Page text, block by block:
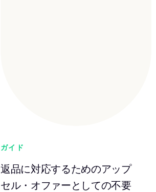
ガイド
返品に対応するためのアップ
セル・オファーとしての不要